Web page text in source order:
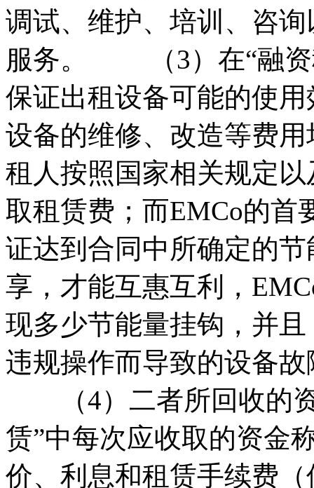
调试、维护、培训、咨
服务。 （3）在“融资
保证出租设备可能的使
设备的维修、改造等费
租人按照国家相关规定
取租赁费；而EMCo的首
证达到合同中所确定的
享，才能互惠互利，
现多少节能量挂钩，并
违规操作而导致的设备
（4）二者所回收的
赁”中每次应收取的资金
价、利息和租赁手续费